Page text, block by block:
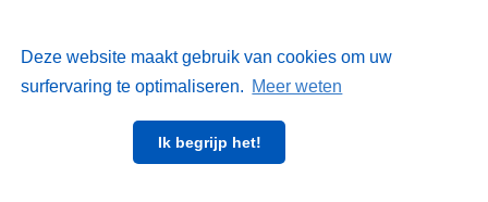
Deze website maakt gebruik van cookies om uw
surfervaring te optimaliseren. Meer weten
Ik begrijp het!